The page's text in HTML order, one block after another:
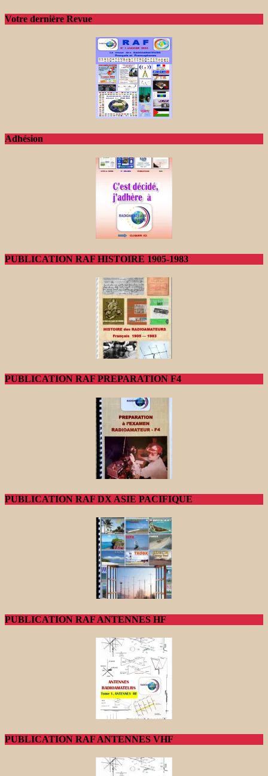
Votre dernière Revue
Adhésion
PUBLICATION RAF HISTOIRE 1905-1983
PUBLICATION RAF PREPARATION F4
PUBLICATION RAF DX ASIE PACIFIQUE
PUBLICATION RAF ANTENNES HF
PUBLICATION RAF ANTENNES VHF